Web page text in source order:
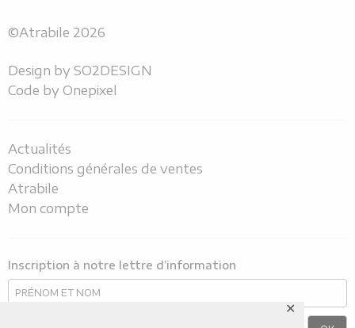
✕
©Atrabile 2026
Design by SO2DESIGN
Code by Onepixel
Actualités
Conditions générales de ventes
Atrabile
Mon compte
Inscription à notre lettre d’information